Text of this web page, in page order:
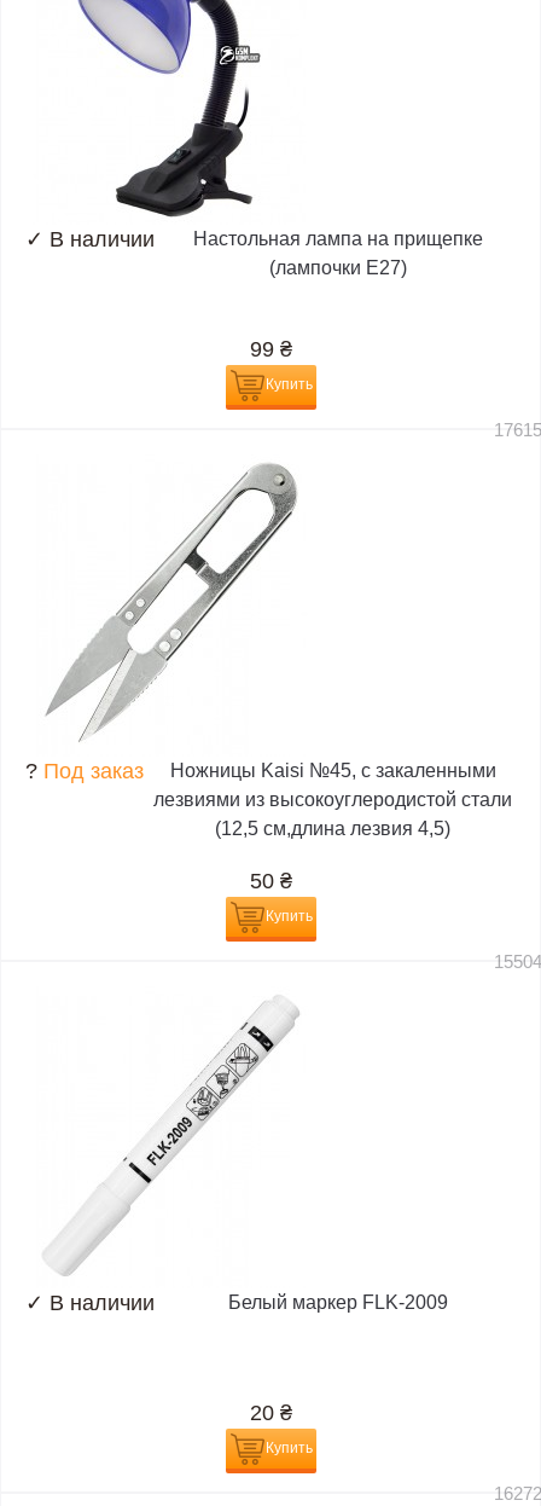
✓ В наличии
Настольная лампа на прищепке
(лампочки E27)
99 ₴
Купить
? Под заказ
Ножницы Kaisi №45, с закаленными
лезвиями из высокоуглеродистой стали
(12,5 см,длина лезвия 4,5)
50 ₴
Купить
✓ В наличии Белый маркер FLK-2009
20 ₴
Купить